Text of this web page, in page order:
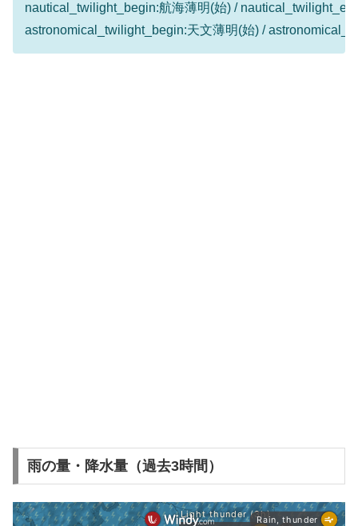
nautical_twilight_begin:航海薄明(始) /
astronomical_twilight_begin:天文薄明(始) /
雨の量・降水量（過去3時間）